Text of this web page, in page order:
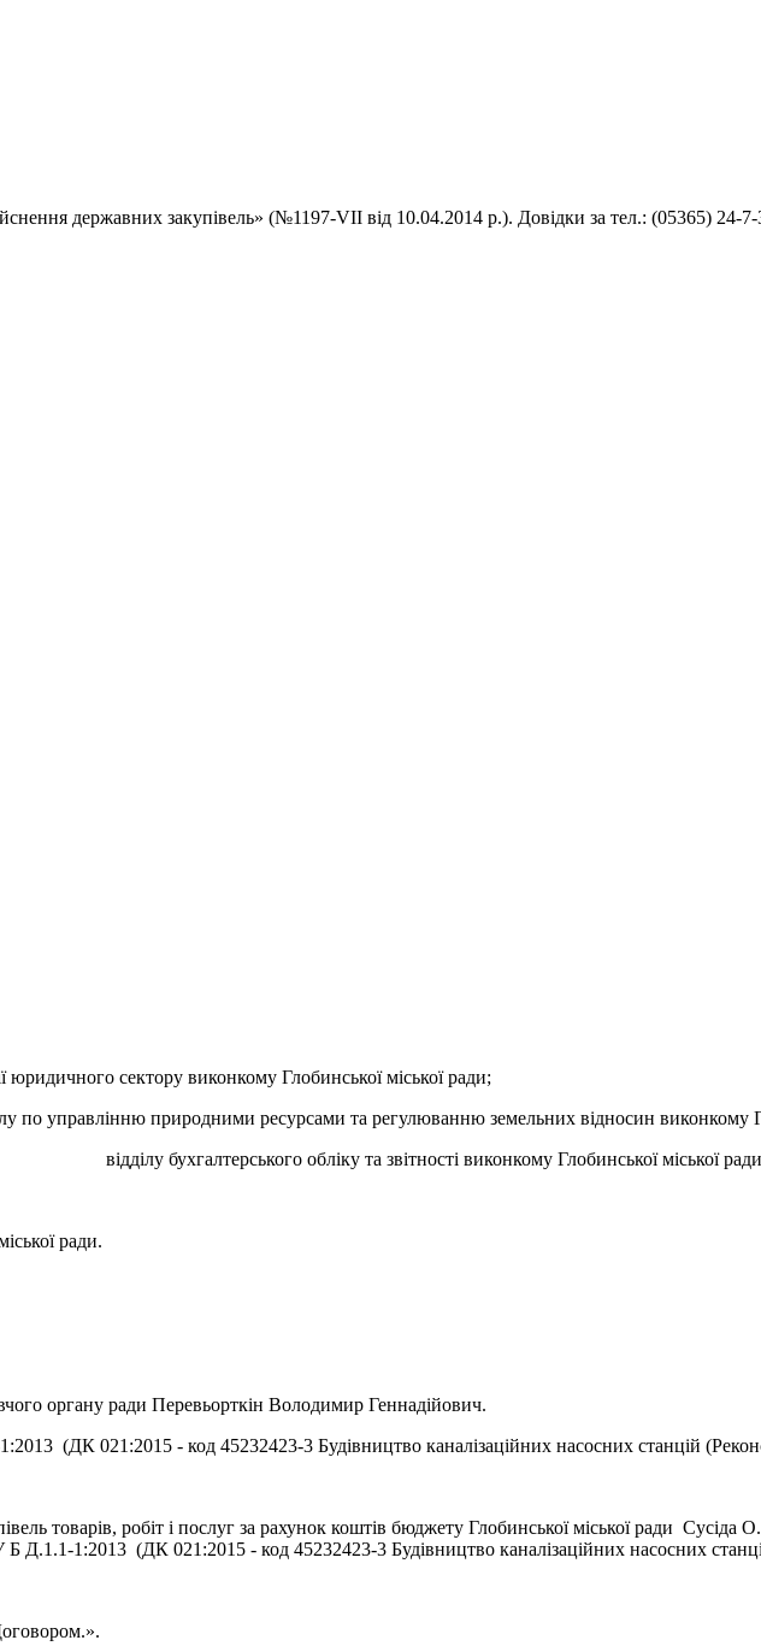
державних закупівель» (№1197-VII від 10.04.2014 р.). Довідки за тел.: (05365)
юридичного сектору виконкому Глобинської міської ради;
по управлінню природними ресурсами та регулюванню земельних відносин виконкому
бухгалтерського обліку та звітності виконкому Глобинської міської
ради.
органу ради Перевьорткін Володимир Геннадійович.
(ДК 021:2015 - код 45232423-3 Будівництво каналізаційних насосних станцій
товарів, робіт і послуг за рахунок коштів бюджету Глобинської міської
(ДК 021:2015 - код 45232423-3 Будівництво каналізаційних насосних станцій